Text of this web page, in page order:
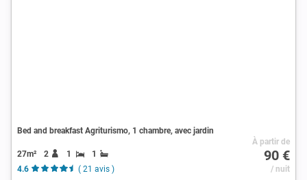
Bed and breakfast Agriturismo, 1 chambre, avec jardin
27m² 2 1
1
4.6
( 21 avis )
À partir de
90 €
/ nuit